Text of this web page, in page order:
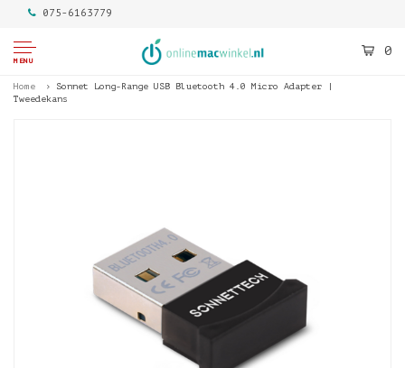
075-6163779
MENU
0
Home
Sonnet Long-Range USB Bluetooth 4.0 Micro Adapter |
Tweedekans